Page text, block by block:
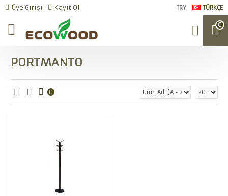
Üye Girişi Kayıt Ol TRY TÜRKÇE
0
PORTMANTO
0